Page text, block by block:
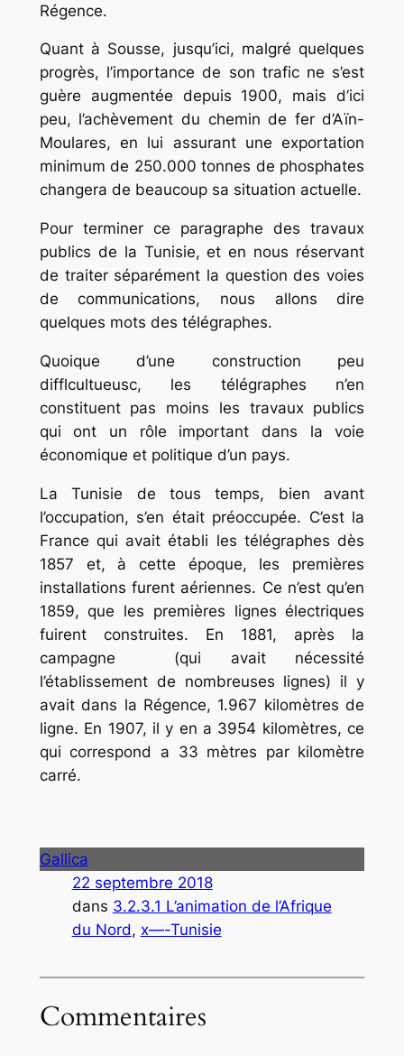
Régence.
Quant à Sousse, jusqu’ici, malgré quelques
progrès, l’importance de son trafic ne s’est
guère augmentée depuis 1900, mais d’ici
peu, l’achèvement du chemin de fer d’Aïn-
Moulares, en lui assurant une exportation
minimum de 250.000 tonnes de phosphates
changera de beaucoup sa situation actuelle.
Pour terminer ce paragraphe des travaux
publics de la Tunisie, et en nous réservant
de traiter séparément la question des voies
de communications, nous allons dire
quelques mots des télégraphes.
Quoique d’une construction peu
difflcultueusc, les télégraphes n’en
constituent pas moins les travaux publics
qui ont un rôle important dans la voie
économique et politique d’un pays.
La Tunisie de tous temps, bien avant
l’occupation, s’en était préoccupée. C’est la
France qui avait établi les télégraphes dès
1857 et, à cette époque, les premières
installations furent aériennes. Ce n’est qu’en
1859, que les premières lignes électriques
fuirent construites. En 1881, après la
campagne (qui avait nécessité
l’établissement de nombreuses lignes) il y
avait dans la Régence, 1.967 kilomètres de
ligne. En 1907, il y en a 3954 kilomètres, ce
qui correspond a 33 mètres par kilomètre
carré.
Gallica
22 septembre 2018
dans 3.2.3.1 L’animation de l’Afrique
du Nord, x—-Tunisie
Commentaires